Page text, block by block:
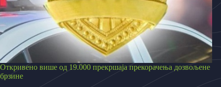
Откривено више од 19.000 прекршаја прекорачења дозвољене
брзине